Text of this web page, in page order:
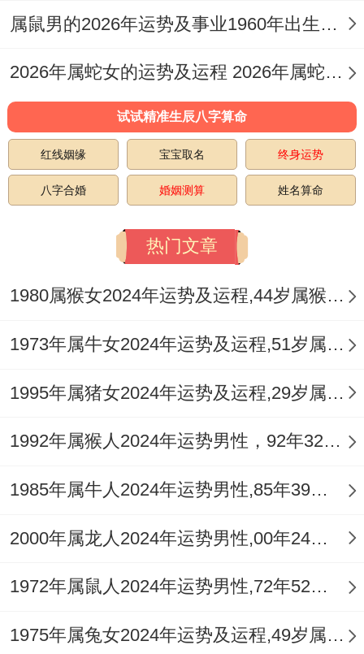
恋爱中的要看,纪念日礼物选手表比首饰更得
胃问题- 吃火锅别超过每周两次！
办公室抽屉里常备健胃消食片~下午茶改喝
普洱茶！
有个神奇发现—每天早上倒着走500步;整天
心理健康方面~建议每月安排次陶艺体验课.
压力大时去KTV吼《青藏高原》十分解压，
在23:00前.
每月运势指南，三月要看交通安全,给爱车挂
紧跑。
十二月会有意外之财~但记得分三成做慈善.
属鼠男的2026年运势及事业1960年出生的命运 属鼠男的2026婚姻
2026年属蛇女的运势及运程 2026年属蛇女全年运势及运程
试试精准生辰八字算命
红线姻缘 宝宝取名 终身运势
八字合婚 婚姻测算 姓名算命
热门文章
1980属猴女2024年运势及运程,44岁属猴人2024全年每月运势女性如何
1973年属牛女2024年运势及运程,51岁属牛人2024全年每月运势女性如何
1995年属猪女2024年运势及运程,29岁属猪人2024全年每月运势女性如何
1992年属猴人2024年运势男性，92年32岁属猴男2024年每月运程怎么样
1985年属牛人2024年运势男性,85年39岁属牛男2024年每月运程怎么样
2000年属龙人2024年运势男性,00年24岁属龙男2024年每月运程怎么样
1972年属鼠人2024年运势男性,72年52岁属鼠男2024年每月运程怎么样
1975年属兔女2024年运势及运程,49岁属兔人2024全年每月运势女性如何